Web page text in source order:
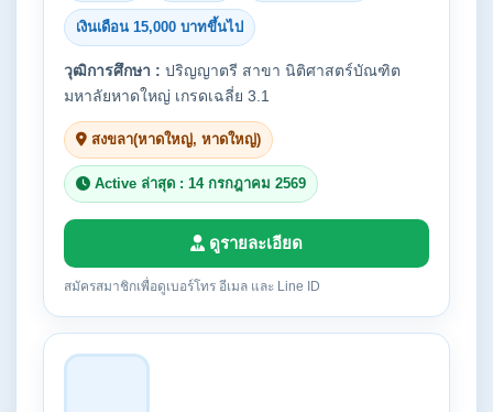
เงินเดือน 15,000 บาทขึ้นไป
วุฒิการศึกษา : ปริญญาตรี สาขา นิติศาสตร์บัณฑิต
มหาลัยหาดใหญ่ เกรดเฉลี่ย 3.1
สงขลา(หาดใหญ่, หาดใหญ่)
Active ล่าสุด : 14 กรกฎาคม 2569
ดูรายละเอียด
สมัครสมาชิกเพื่อดูเบอร์โทร อีเมล และ Line ID